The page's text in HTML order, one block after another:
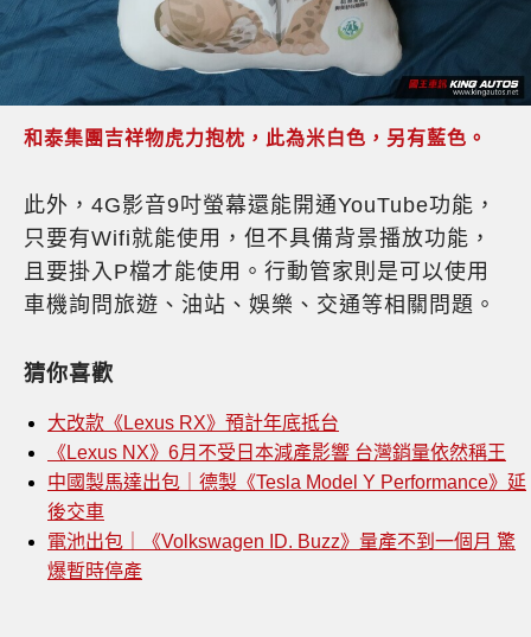
和泰集團吉祥物虎力抱枕，此為米白色，另有藍色。
此外，4G影音9吋螢幕還能開通YouTube功能，
只要有Wifi就能使用，但不具備背景播放功能，
且要掛入P檔才能使用。行動管家則是可以使用
車機詢問旅遊、油站、娛樂、交通等相關問題。
猜你喜歡
大改款《Lexus RX》預計年底抵台
《Lexus NX》6月不受日本減產影響 台灣銷量依然稱王
中國製馬達出包｜德製《Tesla Model Y Performance》延
後交車
電池出包｜《Volkswagen ID. Buzz》量產不到一個月 驚
爆暫時停產